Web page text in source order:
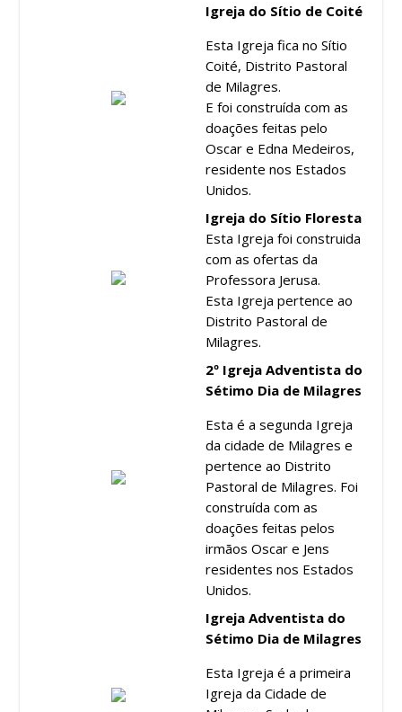
Igreja do Sítio de Coité
Esta Igreja fica no Sítio
Coité, Distrito Pastoral
de Milagres.
E foi construída com as
doações feitas pelo
Oscar e Edna Medeiros,
residente nos Estados
Unidos.
Igreja do Sítio Floresta
Esta Igreja foi construida
com as ofertas da
Professora Jerusa.
Esta Igreja pertence ao
Distrito Pastoral de
Milagres.
2º Igreja Adventista do
Sétimo Dia de Milagres
Esta é a segunda Igreja
da cidade de Milagres e
pertence ao Distrito
Pastoral de Milagres. Foi
construída com as
doações feitas pelos
irmãos Oscar e Jens
residentes nos Estados
Unidos.
Igreja Adventista do
Sétimo Dia de Milagres
Esta Igreja é a primeira
Igreja da Cidade de